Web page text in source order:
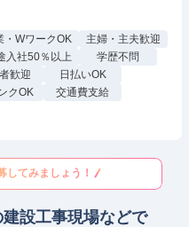
・WワークOK
主婦・主夫歓迎
入社50％以上
学歴不問
歓迎
日払いOK
クOK
交通費支給
してみましょう！
設工事現場などで